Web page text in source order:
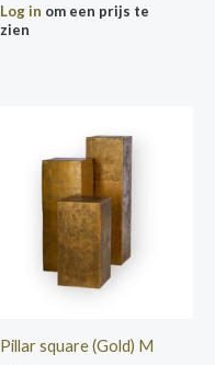
Log in om een prijs te
zien
Pillar square (Gold) M